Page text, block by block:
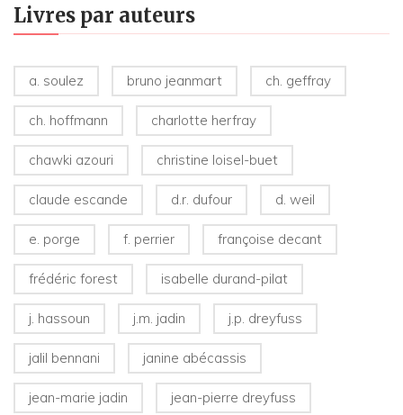
Livres par auteurs
a. soulez bruno jeanmart ch. geffray
ch. hoffmann charlotte herfray
chawki azouri christine loisel-buet
claude escande d.r. dufour d. weil
e. porge f. perrier françoise decant
frédéric forest isabelle durand-pilat
j. hassoun j.m. jadin j.p. dreyfuss
jalil bennani janine abécassis
jean-marie jadin jean-pierre dreyfuss